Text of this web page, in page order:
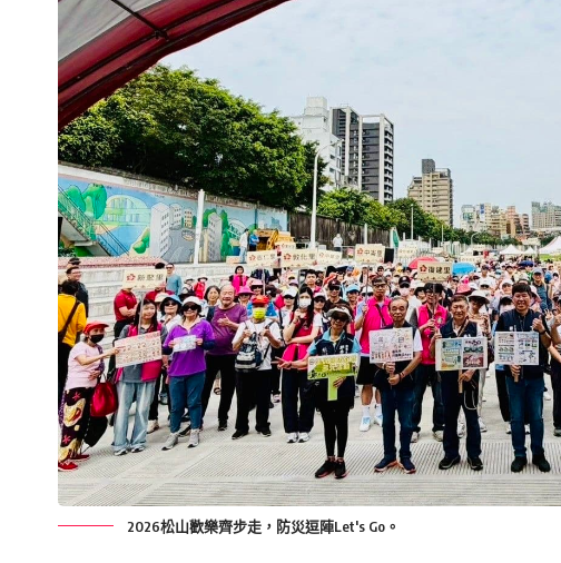
2026松山歡樂齊步走，防災逗陣Let's Go。